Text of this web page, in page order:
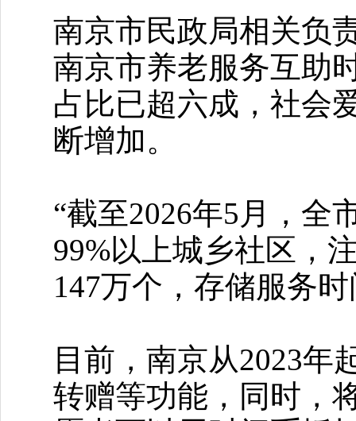
南京市民政局相关负
南京市养老服务互助
占比已超六成，社会
断增加。
“截至2026年5月，全
99%以上城乡社区，
147万个，存储服务
目前，南京从2023年
转赠等功能，同时，